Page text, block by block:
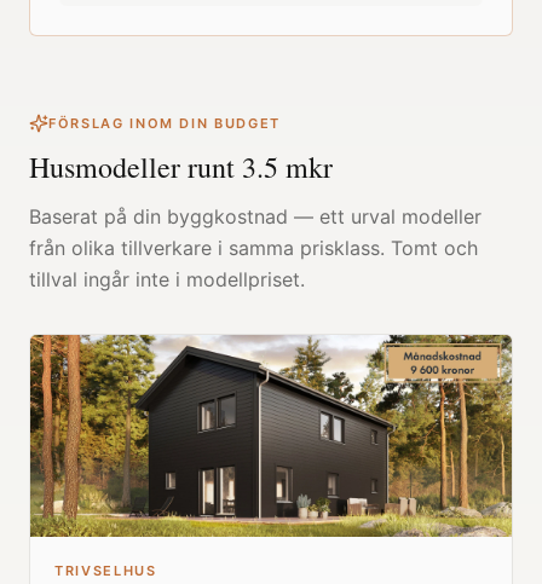
FÖRSLAG INOM DIN BUDGET
Husmodeller runt 3.5 mkr
Baserat på din byggkostnad — ett urval modeller
från olika tillverkare i samma prisklass. Tomt och
tillval ingår inte i modellpriset.
TRIVSELHUS